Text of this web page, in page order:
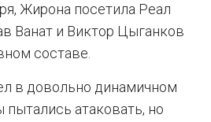
Жирона посетила Реал
Ванат и Виктор Цыганков
составе.
в довольно динамичном
атаковать, но